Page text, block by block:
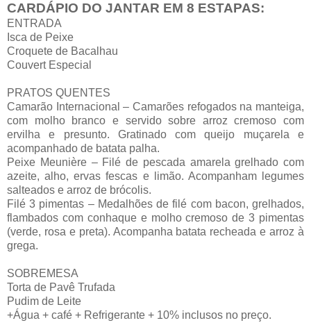
CARDÁPIO DO JANTAR EM 8 ESTAPAS:
ENTRADA
Isca de Peixe
Croquete de Bacalhau
Couvert Especial
PRATOS QUENTES
Camarão Internacional – Camarões refogados na manteiga,
com molho branco e servido sobre arroz cremoso com
ervilha e presunto. Gratinado com queijo muçarela e
acompanhado de batata palha.
Peixe Meunière – Filé de pescada amarela grelhado com
azeite, alho, ervas fescas e limão. Acompanham legumes
salteados e arroz de brócolis.
Filé 3 pimentas – Medalhões de filé com bacon, grelhados,
flambados com conhaque e molho cremoso de 3 pimentas
(verde, rosa e preta). Acompanha batata recheada e arroz à
grega.
SOBREMESA
Torta de Pavê Trufada
Pudim de Leite
+Água + café + Refrigerante + 10% inclusos no preço.